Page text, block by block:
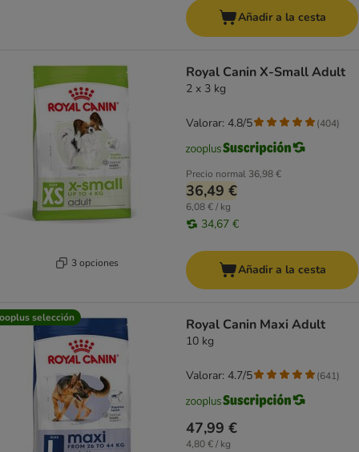
Añadir a la cesta
3 opciones
Royal Canin X-Small Adult
2 x 3 kg
Precio normal 36,98 €
36,49 €
6,08 € / kg
34,67 €
Valorar: 4.8/5 (404)
Añadir a la cesta
selección Royal Canin Maxi Adult
10 kg
47,99 €
4,80 € / kg
Valorar: 4.7/5 (641)